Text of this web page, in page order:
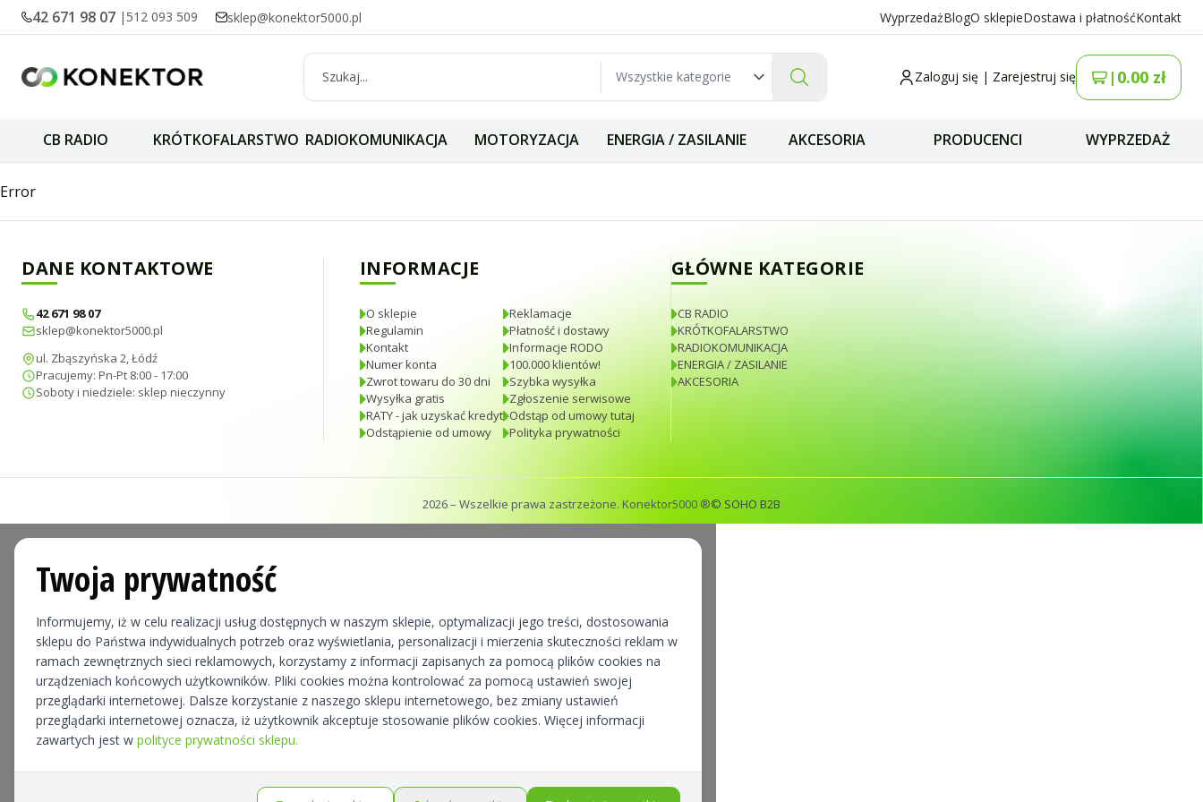
42 671 98 07 | 512 093 509 sklep@konektor5000.pl WyprzedażBlogO sklepieDostawa i płatnośćKontakt
Zaloguj się | Zarejestruj się | 0.00 zł
CB RADIO KRÓTKOFALARSTWO RADIOKOMUNIKACJA MOTORYZACJA ENERGIA / ZASILANIE AKCESORIA PRODUCENCI WYPRZEDAŻ
NanoVNA H najmniejszy analizator antenowy 50kHz
Error
DANE KONTAKTOWE
42 671 98 07
sklep@konektor5000.pl
ul. Zbąszyńska 2, Łódź
Pracujemy: Pn-Pt 8:00 - 17:00
Soboty i niedziele: sklep nieczynny
INFORMACJE
O sklepie
Regulamin
Kontakt
Numer konta
Zwrot towaru do 30 dni
Wysyłka gratis
RATY - jak uzyskać kredyt
Odstąpienie od umowy
Reklamacje
Płatność i dostawy
Informacje RODO
100.000 klientów!
Szybka wysyłka
Zgłoszenie serwisowe
Odstąp od umowy tutaj
Polityka prywatności
GŁÓWNE KATEGORIE
CB RADIO
KRÓTKOFALARSTWO
RADIOKOMUNIKACJA
ENERGIA / ZASILANIE
AKCESORIA
2026– Wszelkie prawa zastrzeżone. Konektor5000 ®© SOHO B2B
Twoja prywatność
Informujemy, iż w celu realizacji usług dostępnych w naszym sklepie, optymalizacji jego treści, dostosowania
sklepu do Państwa indywidualnych potrzeb oraz wyświetlania, personalizacji i mierzenia skuteczności reklam w
ramach zewnętrznych sieci reklamowych, korzystamy z informacji zapisanych za pomocą plików cookies na
urządzeniach końcowych użytkowników. Pliki cookies można kontrolować za pomocą ustawień swojej
przeglądarki internetowej. Dalsze korzystanie z naszego sklepu internetowego, bez zmiany ustawień
przeglądarki internetowej oznacza, iż użytkownik akceptuje stosowanie plików cookies. Więcej informacji
zawartych jest w polityce prywatności sklepu.